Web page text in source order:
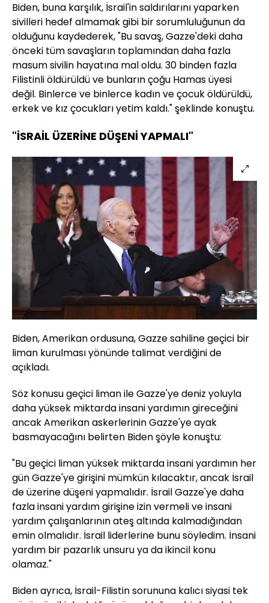
Biden, buna karşılık, İsrail'in saldırılarını yaparken
sivilleri hedef almamak gibi bir sorumluluğunun da
olduğunu kaydederek, "Bu savaş, Gazze'deki daha
önceki tüm savaşların toplamından daha fazla
masum sivilin hayatına mal oldu. 30 binden fazla
Filistinli öldürüldü ve bunların çoğu Hamas üyesi
değil. Binlerce ve binlerce kadın ve çocuk öldürüldü,
erkek ve kız çocukları yetim kaldı." şeklinde konuştu.
"İSRAİL ÜZERİNE DÜŞENİ YAPMALI"
Biden, Amerikan ordusuna, Gazze sahiline geçici bir
liman kurulması yönünde talimat verdiğini de
açıkladı.
Söz konusu geçici liman ile Gazze'ye deniz yoluyla
daha yüksek miktarda insani yardımın gireceğini
ancak Amerikan askerlerinin Gazze'ye ayak
basmayacağını belirten Biden şöyle konuştu:
"Bu geçici liman yüksek miktarda insani yardımın her
gün Gazze'ye girişini mümkün kılacaktır, ancak İsrail
de üzerine düşeni yapmalıdır. İsrail Gazze'ye daha
fazla insani yardım girişine izin vermeli ve insani
yardım çalışanlarının ateş altında kalmadığından
emin olmalıdır. İsrail liderlerine bunu söyledim. İnsani
yardım bir pazarlık unsuru ya da ikincil konu
olamaz."
Biden ayrıca, İsrail-Filistin sorununa kalıcı siyasi tek